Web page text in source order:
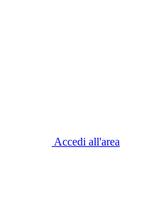
Accedi all'area